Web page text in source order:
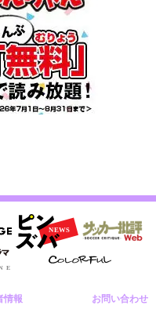
情報 お問い合わせ